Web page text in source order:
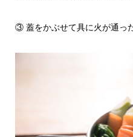
③ 蓋をかぶせて具に火が通っ